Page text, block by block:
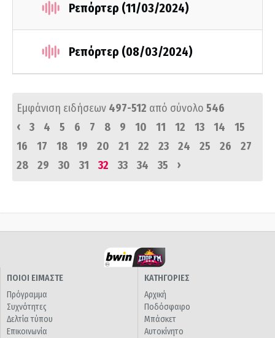
Ρεπόρτερ (11/03/2024)
Ρεπόρτερ (08/03/2024)
Εμφάνιση ειδήσεων 497-512 από σύνολο 546
‹
3 4 5 6 7 8 9 10 11 12 13 14
15
16
17 18 19 20 21 22 23 24 25 26
27
28
29 30 31 32 33 34 35 ›
ΠΟΙΟΙ ΕΙΜΑΣΤΕ
Πρόγραμμα
Συχνότητες
Δελτία τύπου
Επικοινωνία
ΚΑΤΗΓΟΡΙΕΣ
Αρχική
Ποδόσφαιρο
Μπάσκετ
Αυτοκίνητο